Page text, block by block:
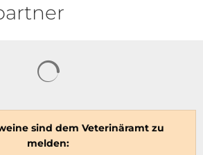
sind dem Veterinäramt zu
melden: